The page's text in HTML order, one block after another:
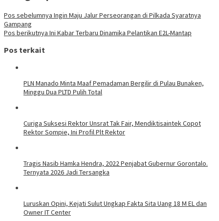
Pos sebelumnya Ingin Maju Jalur Perseorangan di Pilkada Syaratnya
Gampang
Pos berikutnya Ini Kabar Terbaru Dinamika Pelantikan E2L-Mantap
Pos terkait
PLN Manado Minta Maaf Pemadaman Bergilir di Pulau Bunaken,
Minggu Dua PLTD Pulih Total
Curiga Suksesi Rektor Unsrat Tak Fair, Mendiktisaintek Copot
Rektor Sompie, Ini Profil Plt Rektor
Tragis Nasib Hamka Hendra, 2022 Penjabat Gubernur Gorontalo.
Ternyata 2026 Jadi Tersangka
Luruskan Opini, Kejati Sulut Ungkap Fakta Sita Uang 18 M EL dan
Owner IT Center